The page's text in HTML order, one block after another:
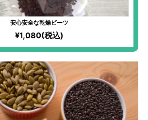
安心安全な乾燥ビーツ
¥1,080(税込)